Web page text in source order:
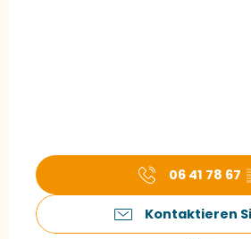
06 41 78 67
Kontaktieren